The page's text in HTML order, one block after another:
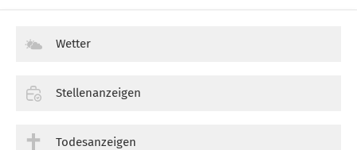
Wetter
Stellenanzeigen
Todesanzeigen